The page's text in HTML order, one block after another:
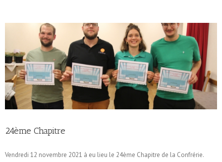
24ème Chapitre
Vendredi 12 novembre 2021 à eu lieu le 24ème Chapitre de la Confrérie.